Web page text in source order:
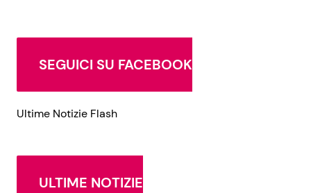
SEGUICI SU FACEBOOK
Ultime Notizie Flash
ULTIME NOTIZIE